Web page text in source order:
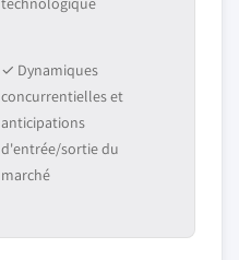
✓ Dynamiques
concurrentielles et
anticipations
d'entrée/sortie du
marché